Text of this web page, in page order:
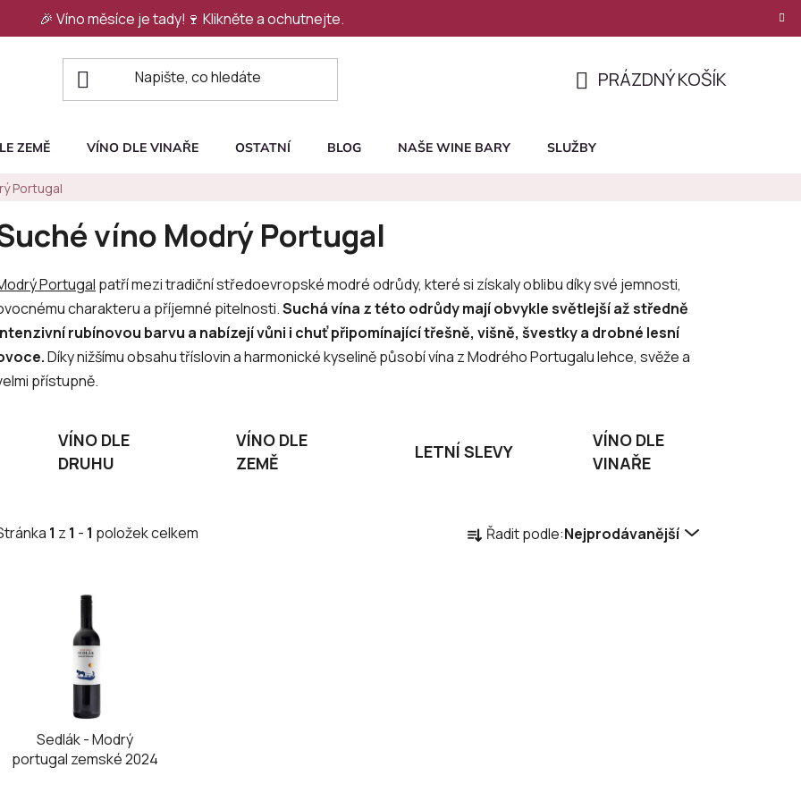
🎉 Víno měsíce je tady!🍷 Klikněte a ochutnejte.
KOŠÍK
PRÁZDNÝ KOŠÍK
ZEMĚ VÍNO DLE VINAŘE OSTATNÍ BLOG NAŠE WINE BARY SLUŽBY
Portugal
víno Modrý Portugal
Portugal patří mezi tradiční středoevropské modré odrůdy, které si získaly oblibu díky své jemnosti,
charakteru a příjemné pitelnosti.Suchá vína z této odrůdy mají obvykle světlejší až středně
rubínovou barvu a nabízejí vůni i chuť připomínající třešně, višně, švestky a drobné lesní
Díky nižšímu obsahu tříslovin a harmonické kyselině působí vína z Modrého Portugalu lehce, svěže a
přístupně.
VÍNO DLE
DRUHU
VÍNO DLE
ZEMĚ
LETNÍ SLEVY
VÍNO DLE
VINAŘE
1 z 1 - 1 položek celkem a Řadit podle:Nejprodávanější
Sedlák - Modrý
portugal zemské 2024